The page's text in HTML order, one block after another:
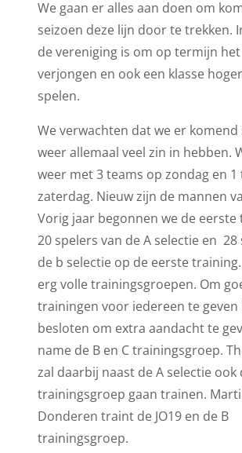
We gaan er alles aan doen om
seizoen deze lijn door te trekken.
de vereniging is om op termijn het
verjongen en ook een klasse
spelen.
We verwachten dat we er komend
weer allemaal veel zin in hebben.
weer met 3 teams op zondag en 1
zaterdag. Nieuw zijn de mannen
Vorig jaar begonnen we de
20 spelers van de A selectie en 28
de b selectie op de eerste
erg volle trainingsgroepen. Om
trainingen voor iedereen te geven
besloten om extra aandacht te
name de B en C trainingsgroep.
zal daarbij naast de A selectie ook
trainingsgroep gaan trainen.
Donderen traint de JO19 en de B
trainingsgroep.